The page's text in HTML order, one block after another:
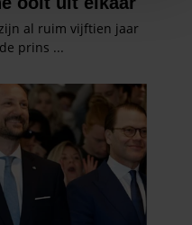
social media te bieden
Ook delen we
onze site met onze
combineren met andere
of die ze hebben
van hun services. U
als u onze website blijft